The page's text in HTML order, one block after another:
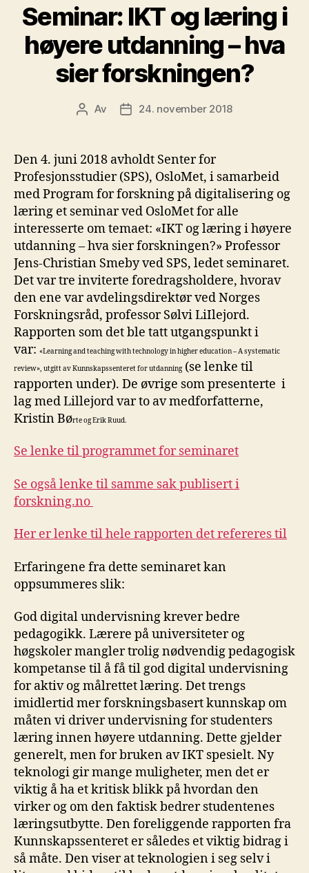
Seminar: IKT og læring i
høyere utdanning – hva
sier forskningen?
Innleggsforfatter
Av Publiseringsdato
24. november 2018
Den 4. juni 2018 avholdt Senter for
Profesjonsstudier (SPS), OsloMet, i samarbeid
med Program for forskning på digitalisering og
læring et seminar ved OsloMet for alle
interesserte om temaet: «IKT og læring i høyere
utdanning – hva sier forskningen?» Professor
Jens-Christian Smeby ved SPS, ledet seminaret.
Det var tre inviterte foredragsholdere, hvorav
den ene var avdelingsdirektør ved Norges
Forskningsråd, professor Sølvi LiIlejord.
Rapporten som det ble tatt utgangspunkt i
var: «Learning and teaching with technology in higher education – A systematic
review», utgitt av Kunnskapssenteret for utdanning(se lenke til
rapporten under). De øvrige som presenterte i
lag med Lillejord var to av medforfatterne,
Kristin Børte og Erik Ruud.
Se lenke til programmet for seminaret
Se også lenke til samme sak publisert i
forskning.no
Her er lenke til hele rapporten det refereres til
Erfaringene fra dette seminaret kan
oppsummeres slik:
God digital undervisning krever bedre
pedagogikk. Lærere på universiteter og
høgskoler mangler trolig nødvendig pedagogisk
kompetanse til å få til god digital undervisning
for aktiv og målrettet læring. Det trengs
imidlertid mer forskningsbasert kunnskap om
måten vi driver undervisning for studenters
læring innen høyere utdanning. Dette gjelder
generelt, men for bruken av IKT spesielt. Ny
teknologi gir mange muligheter, men det er
viktig å ha et kritisk blikk på hvordan den
virker og om den faktisk bedrer studentenes
læringsutbytte. Den foreliggende rapporten fra
Kunnskapssenteret er således et viktig bidrag i
så måte. Den viser at teknologien i seg selv i